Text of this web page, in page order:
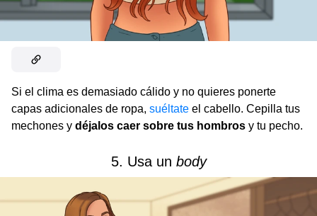
Si el clima es demasiado cálido y no quieres ponerte
capas adicionales de ropa, suéltate el cabello. Cepilla tus
mechones y déjalos caer sobre tus hombros y tu pecho.
5. Usa un body